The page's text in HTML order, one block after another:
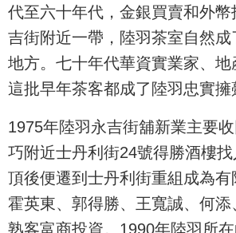
代至六十年代，金銀買賣和外幣
吉街附近一帶，陸羽茶室自然
地方。七十年代華資實業家、地
這批早年茶客都成了陸羽忠實擁
1975年陸羽永吉街舖新業主要
巧附近士丹利街24號得勝酒樓
頂後便遷到士丹利街重組成為有
霍英東、郭得勝、王寬誠、何添
熟客富商投資。1990年陸羽所